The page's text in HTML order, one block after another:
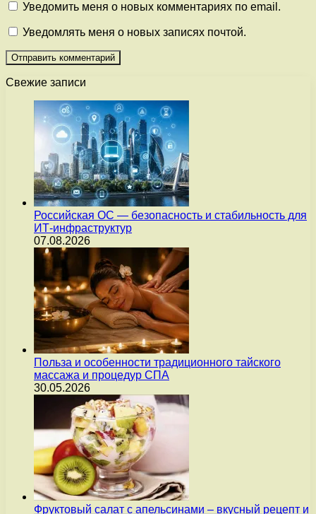
Уведомить меня о новых комментариях по email.
Уведомлять меня о новых записях почтой.
Свежие записи
Российская ОС — безопасность и стабильность для
ИТ-инфраструктур
07.08.2026
Польза и особенности традиционного тайского
массажа и процедур СПА
30.05.2026
Фруктовый салат с апельсинами – вкусный рецепт и